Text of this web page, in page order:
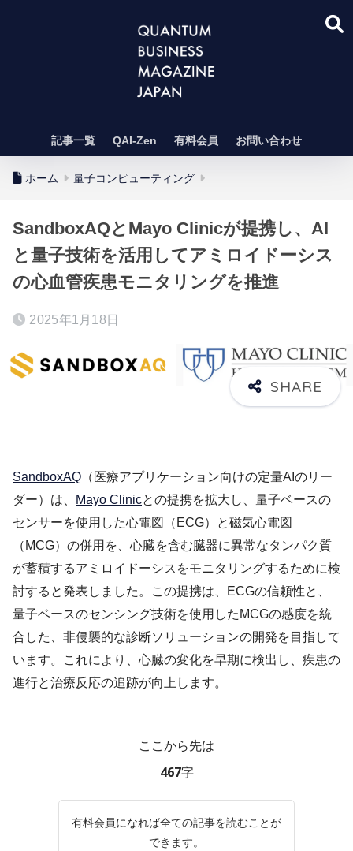
記事一覧 QAI-Zen 有料会員 お問い合わせ
ホーム 量子コンピューティング
SandboxAQとMayo Clinicが提携し、AI
と量子技術を活用してアミロイドーシス
の心血管疾患モニタリングを推進
2025年1月18日
SandboxAQ （医療アプリケーション向けの定量AIのリー
ダー）は、
Mayo Clinicとの提携を拡大し、量子ベースの
センサーを使用した心電図（ECG）と磁気心電図
（MCG）の併用を、心臓を含む臓器に異常なタンパク質
が蓄積するアミロイドーシスをモニタリングするために検
討すると発表しました。この提携は、ECGの信頼性と、
量子ベースのセンシング技術を使用したMCGの感度を統
合した、非侵襲的な診断ソリューションの開発を目指して
います。これにより、心臓の変化を早期に検出し、疾患の
進行と治療反応の追跡が向上します。
ここから先は
467字
有料会員になれば全ての記事を読むことが
できます。